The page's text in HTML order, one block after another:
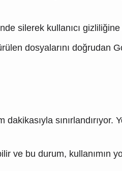
silerek kullanıcı
dosyalarını doğrudan
sınırlandırıyor.
ve bu durum, kullanımın